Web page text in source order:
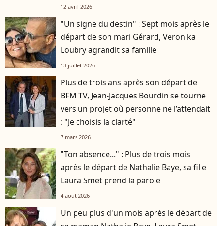
12 avril 2026
"Un signe du destin" : Sept mois après le
départ de son mari Gérard, Veronika
Loubry agrandit sa famille
13 juillet 2026
Plus de trois ans après son départ de
BFM TV, Jean-Jacques Bourdin se tourne
vers un projet où personne ne l’attendait
: "Je choisis la clarté"
7 mars 2026
"Ton absence..." : Plus de trois mois
après le départ de Nathalie Baye, sa fille
Laura Smet prend la parole
4 août 2026
Un peu plus d'un mois après le départ de